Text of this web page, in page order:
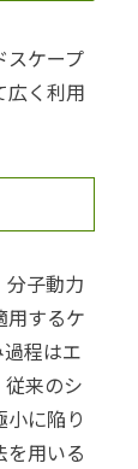
スケープ
広く利用
子動力
用するケ
程はエ
来のシ
に陥り
用いる